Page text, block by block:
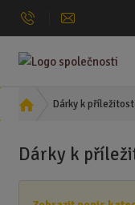
Ú
d
Dárky k
Dárky k